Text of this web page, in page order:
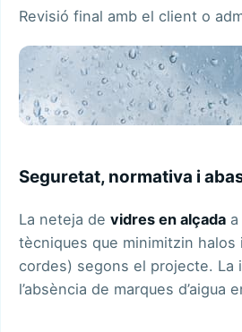
Revisió final amb el client o
Seguretat, normativa i
La neteja de vidres en alçada
tècniques que minimitzin halos
cordes) segons el projecte. La
l’absència de marques